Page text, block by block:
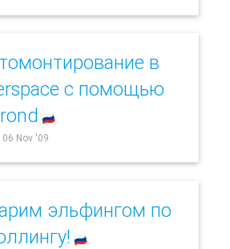
в
с помощью
🇷🇺
06 Nov '09
эльфингом по
🇷🇺